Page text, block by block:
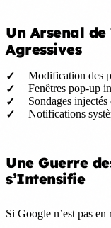
Un Arsenal
Agressives
Modification des
Fenêtres pop-up
Sondages
Notifications
Une Guerre
s’Intensifie
Si Google n’est pas